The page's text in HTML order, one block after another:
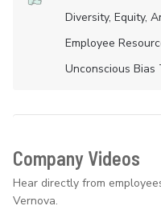
Diversity, Equity,
Employee
Unconscious Bias
Company Videos
Hear directly from
Vernova.